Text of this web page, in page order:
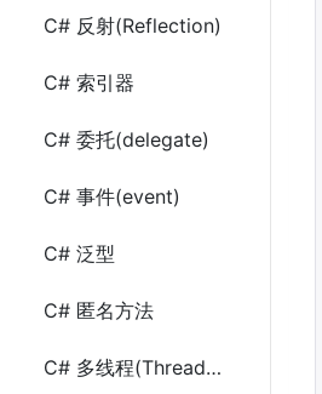
C# 反射(Reflection)
C# 索引器
C# 委托(delegate)
C# 事件(event)
C# 泛型
C# 匿名方法
C# 多线程(Thread和Task)